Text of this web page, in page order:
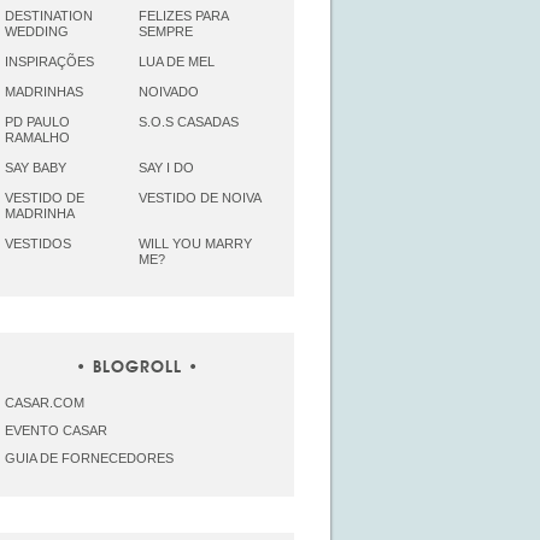
DESTINATION
WEDDING
FELIZES PARA
SEMPRE
INSPIRAÇÕES LUA DE MEL
MADRINHAS NOIVADO
PD PAULO
RAMALHO
S.O.S CASADAS
SAY BABY SAY I DO
VESTIDO DE
MADRINHA
VESTIDO DE NOIVA
VESTIDOS
WILL YOU MARRY
ME?
BLOGROLL
CASAR.COM
EVENTO CASAR
GUIA DE FORNECEDORES